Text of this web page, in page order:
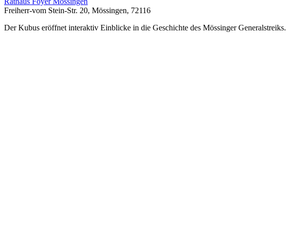
Freiherr-vom Stein-Str. 20, Mössingen, 72116
Der Kubus eröffnet interaktiv Einblicke in die Geschichte des Mössinger Generalstreiks.